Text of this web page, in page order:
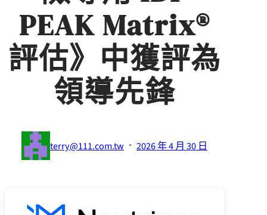
PEAK Matrix®
評估》中獲評為
領導先鋒
terry@111.com.tw · 2026 年 4 月 30 日